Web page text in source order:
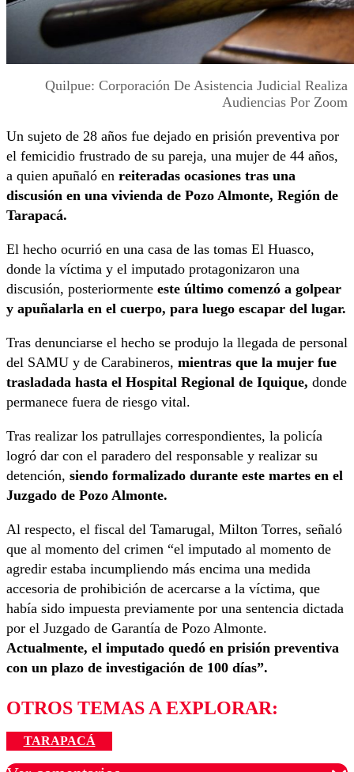
Quilpue: Corporación De Asistencia Judicial Realiza
Audiencias Por Zoom
Un sujeto de 28 años fue dejado en prisión preventiva por
el femicidio frustrado de su pareja, una mujer de 44 años,
a quien apuñaló en reiteradas ocasiones tras una
discusión en una vivienda de Pozo Almonte, Región de
Tarapacá.
El hecho ocurrió en una casa de las tomas El Huasco,
donde la víctima y el imputado protagonizaron una
discusión, posteriormente este último comenzó a golpear
y apuñalarla en el cuerpo, para luego escapar del lugar.
Tras denunciarse el hecho se produjo la llegada de personal
del SAMU y de Carabineros, mientras que la mujer fue
trasladada hasta el Hospital Regional de Iquique, donde
permanece fuera de riesgo vital.
Tras realizar los patrullajes correspondientes, la policía
logró dar con el paradero del responsable y realizar su
detención, siendo formalizado durante este martes en el
Juzgado de Pozo Almonte.
Al respecto, el fiscal del Tamarugal, Milton Torres, señaló
que al momento del crimen “el imputado al momento de
agredir estaba incumpliendo más encima una medida
accesoria de prohibición de acercarse a la víctima, que
había sido impuesta previamente por una sentencia dictada
por el Juzgado de Garantía de Pozo Almonte.
Actualmente, el imputado quedó en prisión preventiva
con un plazo de investigación de 100 días”.
OTROS TEMAS A EXPLORAR:
TARAPACÁ